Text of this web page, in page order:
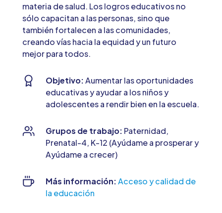
materia de salud. Los logros educativos no
sólo capacitan a las personas, sino que
también fortalecen a las comunidades,
creando vías hacia la equidad y un futuro
mejor para todos.
Objetivo:Aumentar las oportunidades
educativas y ayudar a los niños y
adolescentes a rendir bien en la escuela.
Grupos de trabajo: Paternidad,
Prenatal-4, K-12 (Ayúdame a prosperar y
Ayúdame a crecer)
Más información:Acceso y calidad de
la educación